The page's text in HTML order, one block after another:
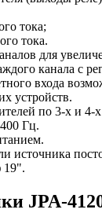
тока;
тока.
для
канала с
входа
устройств.
по 3-х и 4-
Гц.
источника
19".
JPA-